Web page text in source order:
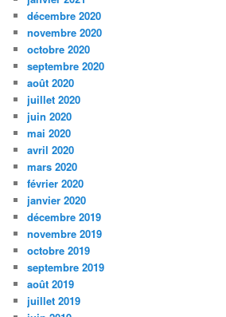
décembre 2020
novembre 2020
octobre 2020
septembre 2020
août 2020
juillet 2020
juin 2020
mai 2020
avril 2020
mars 2020
février 2020
janvier 2020
décembre 2019
novembre 2019
octobre 2019
septembre 2019
août 2019
juillet 2019